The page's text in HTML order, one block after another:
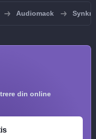
Audiomack
din online